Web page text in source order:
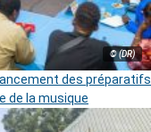
© (DR)
des préparatifs
de la musique